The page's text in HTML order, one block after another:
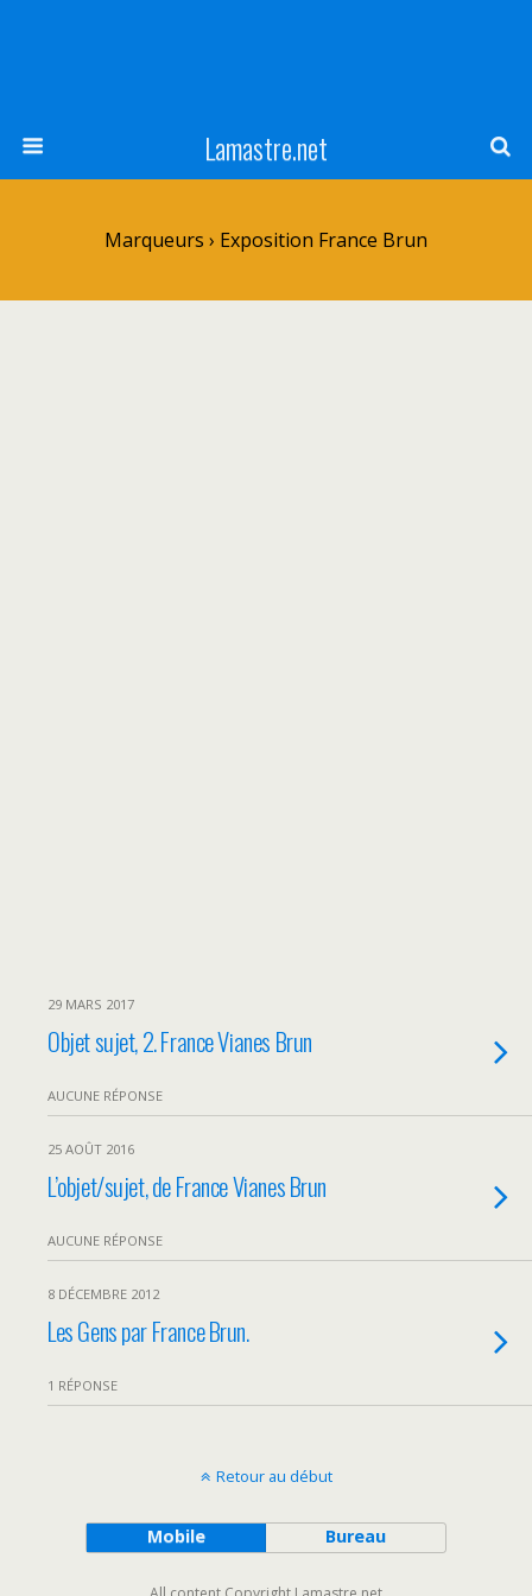
Lamastre.net
Marqueurs › Exposition France Brun
29 MARS 2017
Objet sujet, 2. France Vianes Brun
AUCUNE RÉPONSE
25 AOÛT 2016
L’objet/sujet, de France Vianes Brun
AUCUNE RÉPONSE
8 DÉCEMBRE 2012
Les Gens par France Brun.
1 RÉPONSE
Retour au début
Mobile Bureau